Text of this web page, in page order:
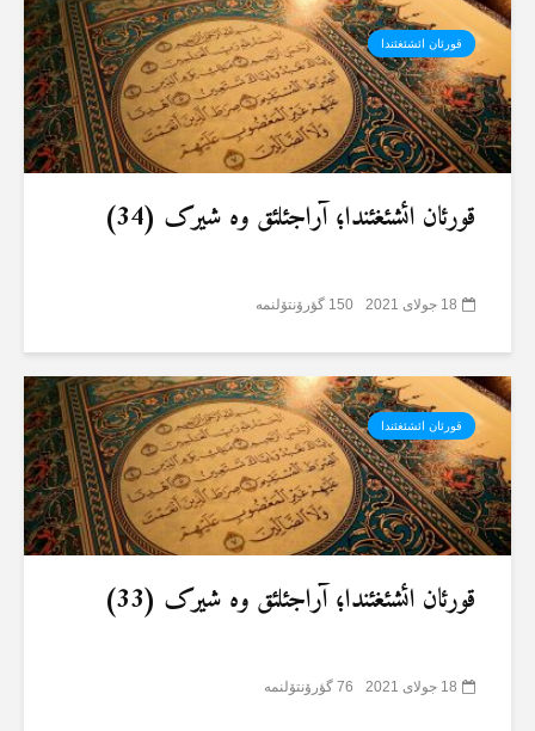
قورئان ائشئغئندا
قورئان ائشئغئندا؛ آراجئلئق وە شیرک (34)
18 جولای 2021 150 گؤرۆنتۆلنمە
قورئان ائشئغئندا
قورئان ائشئغئندا؛ آراجئلئق وە شیرک (33)
18 جولای 2021 76 گؤرۆنتۆلنمە